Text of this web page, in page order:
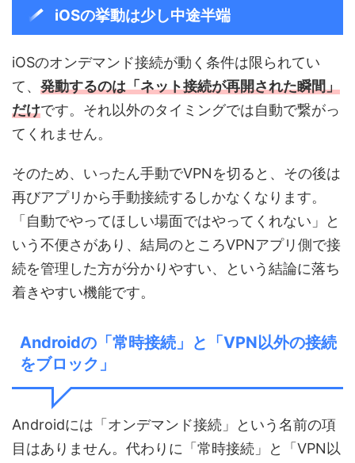
iOSの挙動は少し中途半端
iOSのオンデマンド接続が動く条件は限られてい
て、 発動するのは「ネット接続が再開された瞬間」
だけです。それ以外のタイミングでは自動で繋がっ
てくれません。
そのため、いったん手動でVPNを切ると、その後は
再びアプリから手動接続するしかなくなります。
「自動でやってほしい場面ではやってくれない」と
いう不便さがあり、結局のところVPNアプリ側で接
続を管理した方が分かりやすい、という結論に落ち
着きやすい機能です。
Androidの「常時接続」と「VPN以外の接続
をブロック」
Androidには「オンデマンド接続」という名前の項
目はありません。代わりに「常時接続」と「VPN以